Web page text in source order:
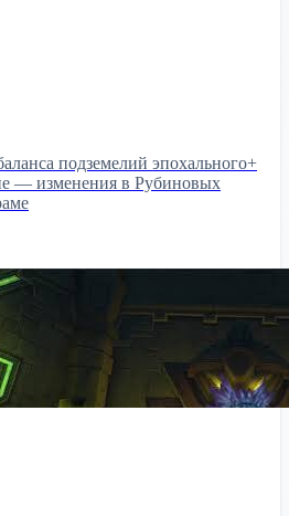
подземелий эпохального+
— изменения в Рубиновых